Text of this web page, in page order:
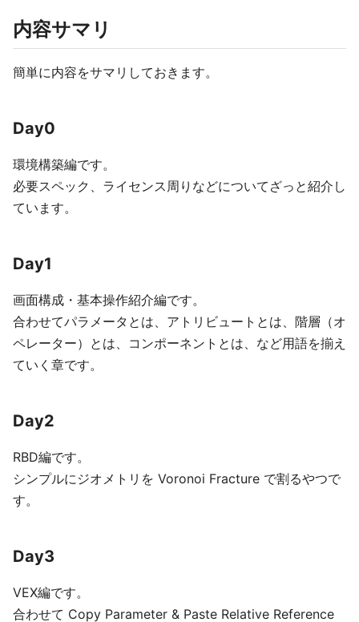
内容サマリ
簡単に内容をサマリしておきます。
Day0
環境構築編です。
必要スペック、ライセンス周りなどについてざっと紹介し
ています。
Day1
画面構成・基本操作紹介編です。
合わせてパラメータとは、アトリビュートとは、階層（オ
ペレーター）とは、コンポーネントとは、など用語を揃え
ていく章です。
Day2
RBD編です。
シンプルにジオメトリを Voronoi Fracture で割るやつで
す。
Day3
VEX編です。
合わせて Copy Parameter & Paste Relative Reference